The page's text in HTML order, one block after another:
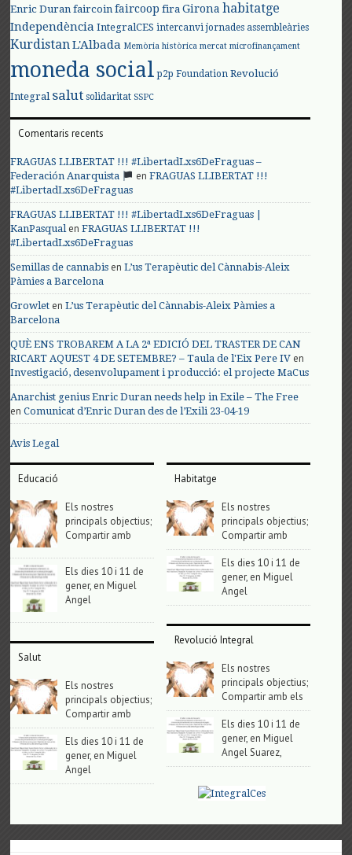
Enric Duran faircoin faircoop fira Girona habitatge
Independència IntegralCES intercanvi jornades assembleàries
KurdistanL'Albada Memòria històrica mercat microfinançament
moneda social p2p Foundation Revolució
Integral salut solidaritat SSPC
Comentaris recents
FRAGUAS LLIBERTAT !!! #LibertadLxs6DeFraguas –
Federación Anarquista
enFRAGUAS LLIBERTAT !!!
#LibertadLxs6DeFraguas
FRAGUAS LLIBERTAT !!! #LibertadLxs6DeFraguas |
KanPasqualenFRAGUAS LLIBERTAT !!!
#LibertadLxs6DeFraguas
Semillas de cannabis enL’us Terapèutic del Cànnabis-Aleix
Pàmies a Barcelona
Growlet enL’us Terapèutic del Cànnabis-Aleix Pàmies a
Barcelona
QUÈ ENS TROBAREM A LA 2ª EDICIÓ DEL TRASTER DE CAN
RICART AQUEST 4 DE SETEMBRE? – Taula de l'Eix Pere IV en
Investigació, desenvolupament i producció: el projecte MaCus
Anarchist genius Enric Duran needs help in Exile – The Free
enComunicat d’Enric Duran des de l’Exili 23-04-19
Avis Legal
Educació
Els nostres
principals objectius;
Compartir amb
Els dies 10 i 11 de
gener, en Miguel
Angel
Salut
Els nostres
principals objectius;
Compartir amb
Els dies 10 i 11 de
gener, en Miguel
Angel
Habitatge
Els nostres
principals objectius;
Compartir amb
Els dies 10 i 11 de
gener, en Miguel
Angel
Revolució Integral
Els nostres
principals objectius;
Compartir amb els
Els dies 10 i 11 de
gener, en Miguel
Angel Suarez,